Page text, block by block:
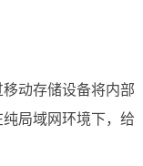
动存储设备将内部
局域网环境下，给